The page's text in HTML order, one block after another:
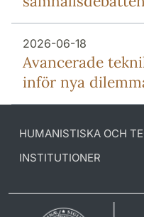
2026-06-18
Avancerade
inför nya
HUMANISTISKA OCH
INSTITUTIONER